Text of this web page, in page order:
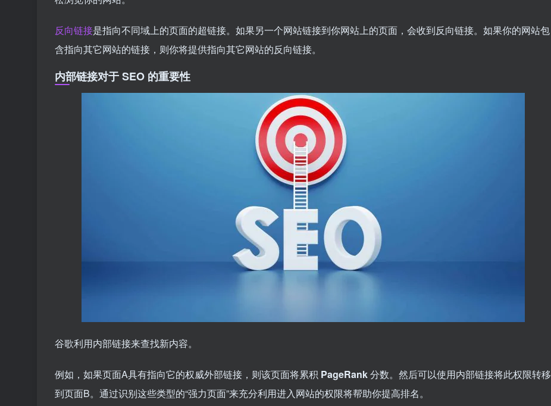
反向链接是指向不同域上的页面的超链接。如果另一个网站链接到你网站上的页面，会收到反向链接。如果你的网站包
含指向其它网站的链接，则你将提供指向其它网站的反向链接。
内部链接对于 SEO 的重要性
谷歌利用内部链接来查找新内容。
例如，如果页面A具有指向它的权威外部链接，则该页面将累积 PageRank分数。然后可以使用内部链接将此权限转移
到页面B。通过识别这些类型的“强力页面”来充分利用进入网站的权限将帮助你提高排名。